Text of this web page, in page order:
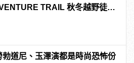
TRAIL 秋冬越野徒步
勃道尼、玉澤演都是時尚恐怖份